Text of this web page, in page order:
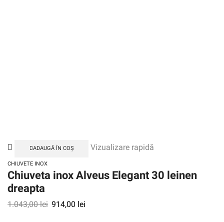
ADAUGĂ ÎN COȘ Vizualizare rapidă
CHIUVETE INOX
Chiuveta inox Alveus Elegant 30 leinen
dreapta
1.043,00lei 914,00 lei